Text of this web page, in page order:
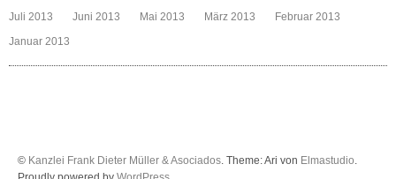
Juli 2013
Juni 2013 Mai 2013 März 2013
Februar 2013
Januar 2013
© Kanzlei Frank Dieter Müller & Asociados. Theme: Ari von Elmastudio.